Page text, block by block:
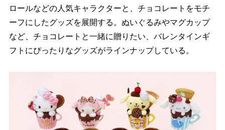
ロールなどの人気キャラクターと、チョコレートをモチ
ーフにしたグッズを展開する。ぬいぐるみやマグカップ
など、チョコレートと一緒に贈りたい、バレンタインギ
フトにぴったりなグッズがラインナップしている。